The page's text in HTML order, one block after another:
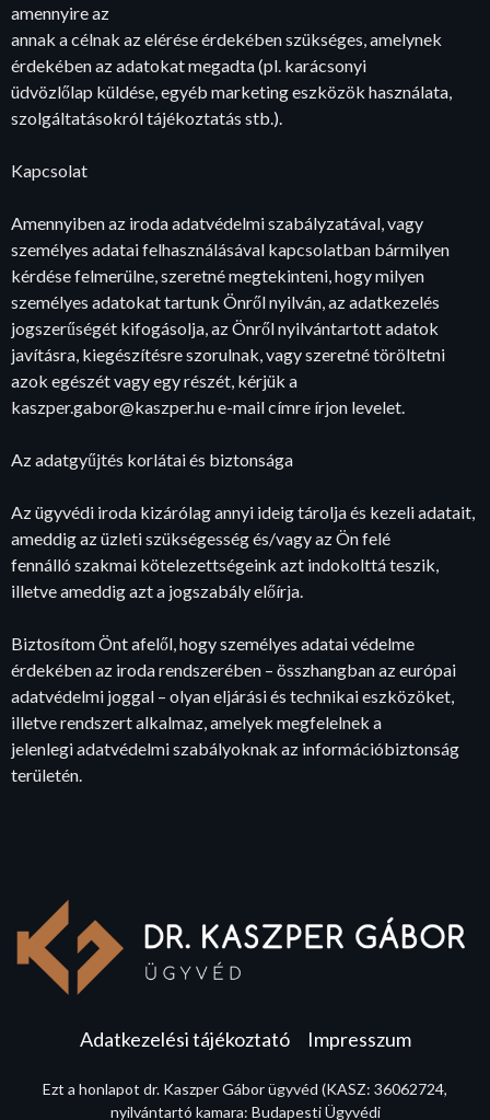
amennyire az
annak a célnak az elérése érdekében szükséges, amelynek
érdekében az adatokat megadta (pl. karácsonyi
üdvözlőlap küldése, egyéb marketing eszközök használata,
szolgáltatásokról tájékoztatás stb.).
Kapcsolat
Amennyiben az iroda adatvédelmi szabályzatával, vagy
személyes adatai felhasználásával kapcsolatban bármilyen
kérdése felmerülne, szeretné megtekinteni, hogy milyen
személyes adatokat tartunk Önről nyilván, az adatkezelés
jogszerűségét kifogásolja, az Önről nyilvántartott adatok
javításra, kiegészítésre szorulnak, vagy szeretné töröltetni
azok egészét vagy egy részét, kérjük a
kaszper.gabor@kaszper.hu e-mail címre írjon levelet.
Az adatgyűjtés korlátai és biztonsága
Az ügyvédi iroda kizárólag annyi ideig tárolja és kezeli adatait,
ameddig az üzleti szükségesség és/vagy az Ön felé
fennálló szakmai kötelezettségeink azt indokolttá teszik,
illetve ameddig azt a jogszabály előírja.
Biztosítom Önt afelől, hogy személyes adatai védelme
érdekében az iroda rendszerében – összhangban az európai
adatvédelmi joggal – olyan eljárási és technikai eszközöket,
illetve rendszert alkalmaz, amelyek megfelelnek a
jelenlegi adatvédelmi szabályoknak az információbiztonság
területén.
Adatkezelési tájékoztató Impresszum
Ezt a honlapot dr. Kaszper Gábor ügyvéd (KASZ: 36062724,
nyilvántartó kamara: Budapesti Ügyvédi